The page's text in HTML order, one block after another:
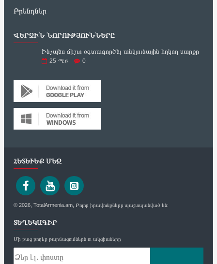
Բրենդներ
ՎԵՐՋԻՆ ՆՈՐՈՒԹՅՈՒՆՆԵՐԸ
Ինչպես ճիշտ օգտագործել անկյունային հղկող սարքը
25 ሜይ 0
ՀԵՏԵՒԵՔ ՄԵԶ
© 2026, TotalArmenia.am, Բոլոր իրավունքները պաշտպանված են:
ՏԵՂԵԿԱԳԻՐ
Մի բաց թողեք թարմացումներն ու ակցիաները